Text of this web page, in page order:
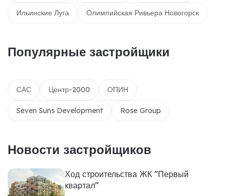
Ильинские Луга Олимпийская Ривьера Новогорск
Популярные застройщики
САС Центр-2000 ОПИН
Seven Suns Development Rose Group
Новости застройщиков
Ход строительства ЖК "Первый
квартал"